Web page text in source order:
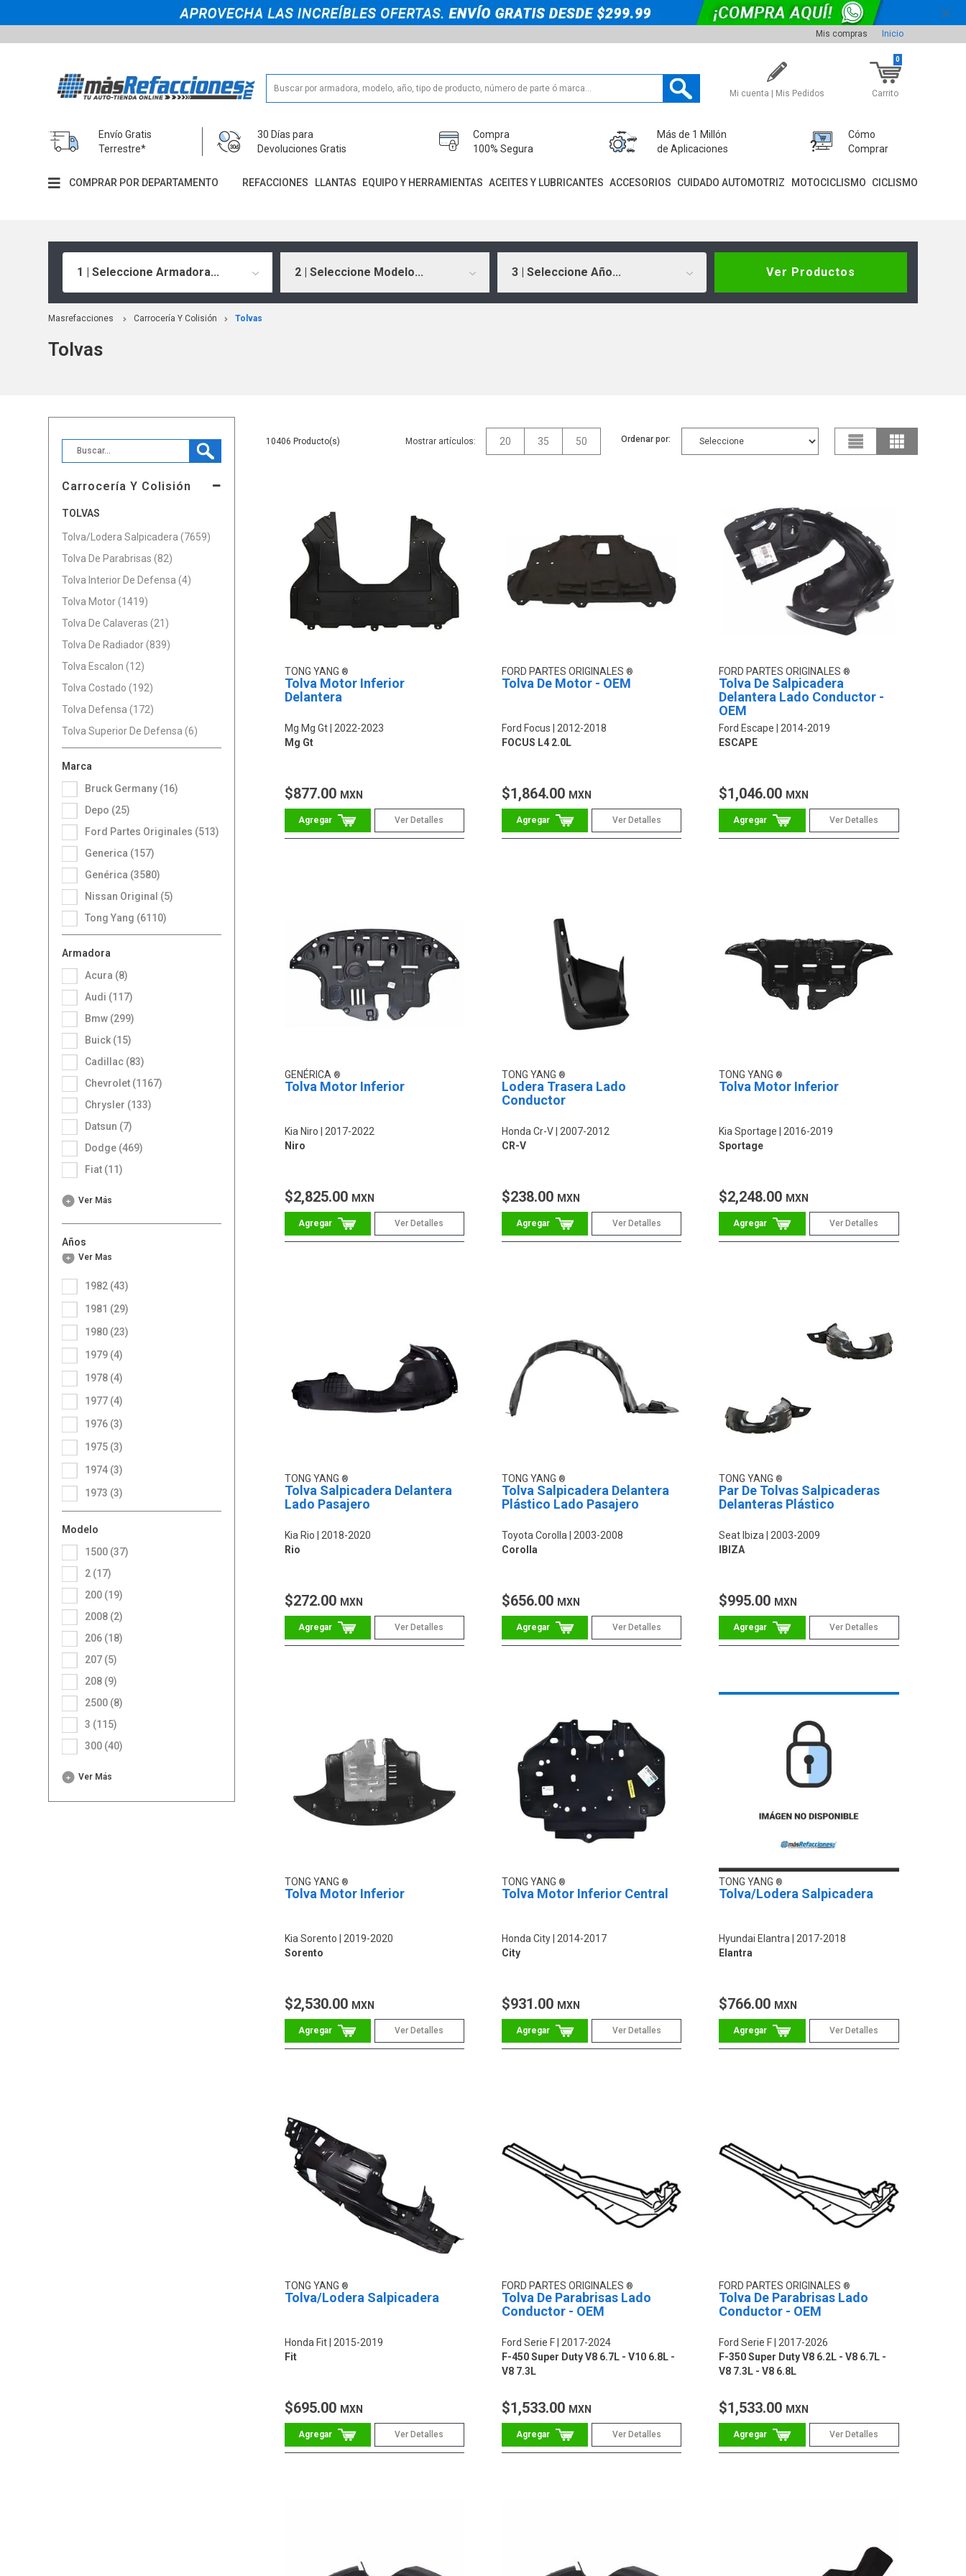
Mis compras Inicio
Mi cuenta | Mis Pedidos Carrito
0
Envío Gratis
Terrestre*
30 Días para
Devoluciones Gratis
Compra
100% Segura
Más de 1 Millón
de Aplicaciones
Cómo
Comprar
COMPRAR POR DEPARTAMENTO REFACCIONES LLANTAS EQUIPO Y HERRAMIENTAS ACEITES Y LUBRICANTES ACCESORIOS CUIDADO AUTOMOTRIZ MOTOCICLISMO CICLISMO
1 | Seleccione Armadora... 2 | Seleccione Modelo... 3 | Seleccione Año... Ver Productos
Masrefacciones Carrocería Y Colisión Tolvas
Tolvas
Carrocería Y Colisión
TOLVAS
Tolva/Lodera Salpicadera (7659)
Tolva De Parabrisas (82)
Tolva Interior De Defensa (4)
Tolva Motor (1419)
Tolva De Calaveras (21)
Tolva De Radiador (839)
Tolva Escalon (12)
Tolva Costado (192)
Tolva Defensa (172)
Tolva Superior De Defensa (6)
Marca
Bruck Germany (16)
Depo (25)
Ford Partes Originales (513)
Generica (157)
Genérica (3580)
Nissan Original (5)
Tong Yang (6110)
Armadora
Acura (8)
Audi (117)
Bmw (299)
Buick (15)
Cadillac (83)
Chevrolet (1167)
Chrysler (133)
Datsun (7)
Dodge (469)
Fiat (11)
Ver Más
Modelo
1500 (37)
2 (17)
200 (19)
2008 (2)
206 (18)
207 (5)
208 (9)
2500 (8)
3 (115)
300 (40)
Ver Más
Años
1973 (3)
1974 (3)
1975 (3)
1976 (3)
1977 (4)
1978 (4)
1979 (4)
1980 (23)
1981 (29)
1982 (43)
Ver Más
10406 Mostrar artículos: 20 35 50 Ordenar por:
TONG YANG
Tolva Motor Inferior
Delantera
Mg Mg Gt
2022-2023
Mg Gt
$877.00 MXN
Ver Detalles
FORD PARTES ORIGINALES
Tolva De Motor - OEM
Ford Focus
2012-2018
FOCUS L4 2.0L
$1,864.00 MXN
Ver Detalles
FORD PARTES ORIGINALES
Tolva De Salpicadera
Delantera Lado Conductor -
OEM
Ford Escape
2014-2019
ESCAPE
$1,046.00 MXN
Ver Detalles
GENÉRICA
Tolva Motor Inferior
Kia Niro
2017-2022
Niro
$2,825.00 MXN
Ver Detalles
TONG YANG
Lodera Trasera Lado
Conductor
Honda Cr-V 2007-2012
CR-V
$238.00 MXN
Ver Detalles
TONG YANG
Tolva Motor Inferior
Kia Sportage
2016-2019
Sportage
$2,248.00 MXN
Ver Detalles
TONG YANG
Tolva Salpicadera Delantera
Lado Pasajero
Kia Rio
2018-2020
Rio
$272.00 MXN
Ver Detalles
TONG YANG
Tolva Salpicadera Delantera
Plástico Lado Pasajero
Toyota Corolla
2003-2008
Corolla
$656.00 MXN
Ver Detalles
TONG YANG
Par De Tolvas Salpicaderas
Delanteras Plástico
Seat Ibiza
2003-2009
IBIZA
$995.00 MXN
Ver Detalles
TONG YANG
Tolva Motor Inferior
Kia Sorento
2019-2020
Sorento
$2,530.00 MXN
Ver Detalles
TONG YANG
Tolva Motor Inferior Central
Honda City 2014-2017
City
$931.00 MXN
Ver Detalles
TONG YANG
Tolva/Lodera Salpicadera
Hyundai Elantra 2017-2018
Elantra
$766.00 MXN
Ver Detalles
TONG YANG
Tolva/Lodera Salpicadera
Honda Fit
2015-2019
Fit
$695.00 MXN
Ver Detalles
FORD PARTES ORIGINALES
Tolva De Parabrisas Lado
Conductor - OEM
Ford Serie F
2017-2024
F-450 Super Duty V8 6.7L - V10 6.8L -
V8 7.3L
$1,533.00 MXN
Ver Detalles
FORD PARTES ORIGINALES
Tolva De Parabrisas Lado
Conductor - OEM
Ford Serie F
2017-2026
F-350 Super Duty V8 6.2L - V8 6.7L -
V8 7.3L - V8 6.8L
$1,533.00 MXN
Ver Detalles